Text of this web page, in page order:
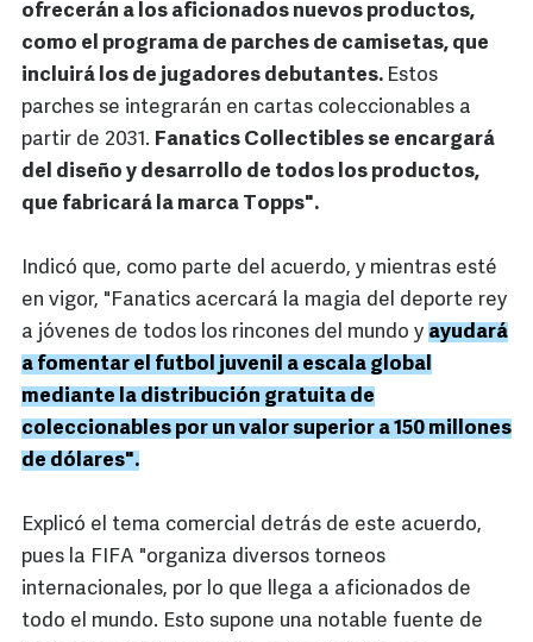
ofrecerán a los aficionados nuevos productos,
como el programa de parches de camisetas, que
incluirá los de jugadores debutantes. Estos
parches se integrarán en cartas coleccionables a
partir de 2031. Fanatics Collectibles se encargará
del diseño y desarrollo de todos los productos,
que fabricará la marca Topps".
Indicó que, como parte del acuerdo, y mientras esté
en vigor, "Fanatics acercará la magia del deporte rey
a jóvenes de todos los rincones del mundo y ayudará
a fomentar el futbol juvenil a escala global
mediante la distribución gratuita de
coleccionables por un valor superior a 150 millones
de dólares".
Explicó el tema comercial detrás de este acuerdo,
pues la FIFA "organiza diversos torneos
internacionales, por lo que llega a aficionados de
todo el mundo. Esto supone una notable fuente de